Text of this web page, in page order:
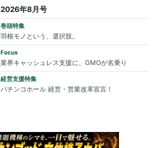
2026年8月号
巻頭特集
羽根モノという、選択肢。
Focus
業界キャッシュレス支援に、GMOが名乗り
経営支援特集
パチンコホール 経営・営業改革宣言！